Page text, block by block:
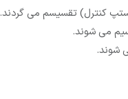
کنترل) تقسیسم می گردند.
می شوند.
شوند.